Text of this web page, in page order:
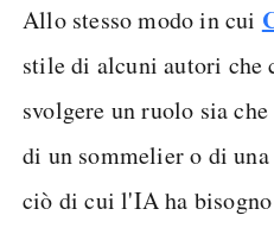
Allo stesso modo in cui
stile di alcuni autori che
svolgere un ruolo sia
di un sommelier o di
ciò di cui l'IA ha